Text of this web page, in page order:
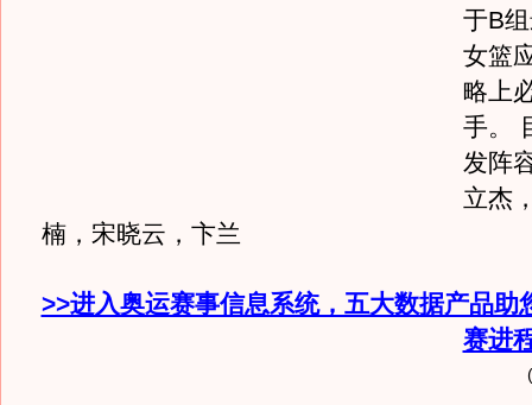
于B
女篮
略上
手。
发阵
立杰
楠，宋晓云，卞兰
>>进入奥运赛事信息系统，五大数据产品助
赛进